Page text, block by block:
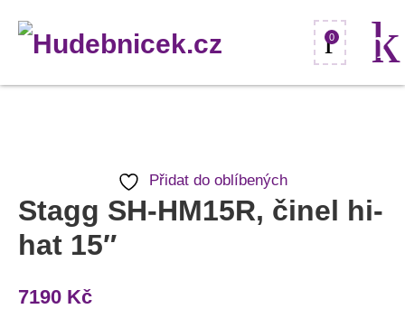
0
Přidat do oblíbených
Stagg SH-HM15R, činel hi-
hat 15″
7190 Kč
činel
hi-
hat
15"